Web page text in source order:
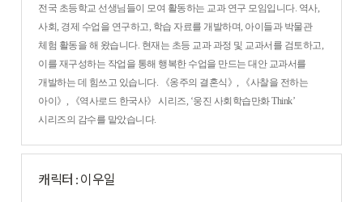
전국 초등학교 선생님들이 모여 활동하는 교과 연구 모임입니다. 역사,
사회, 경제 수업을 연구하고, 학습 자료를 개발하며, 아이들과 박물관
체험 활동을 해 왔습니다. 현재는 초등 교과 과정 및 교과서를 검토하고,
이를 재구성하는 작업을 통해 행복한 수업을 만드는 대안 교과서를
개발하는 데 힘쓰고 있습니다. 《옹주의 결혼식》, 《사찰을 전하는
아이》, 《역사로드 한국사》 시리즈, ‘웅진 사회학습만화 Think’
시리즈의 감수를 맡았습니다.
캐릭터 : 이우일